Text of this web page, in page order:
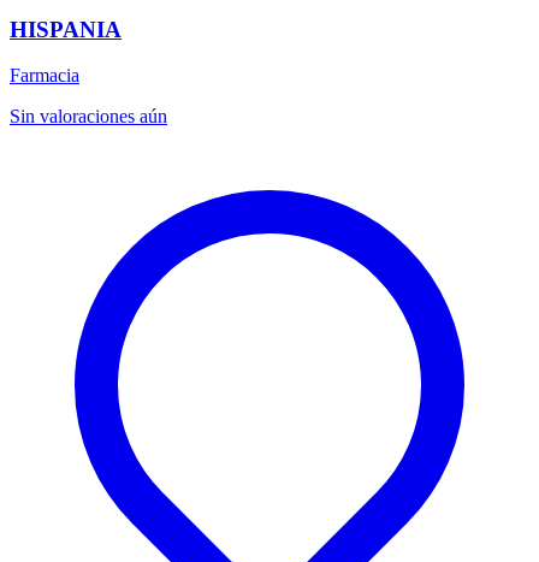
HISPANIA
Farmacia
Sin valoraciones aún